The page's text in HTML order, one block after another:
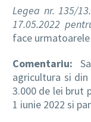
Legea nr. 135/
17.05.2022
face
Comentariu:
agricultura si
3.000 de lei brut
1 iunie 2022 si